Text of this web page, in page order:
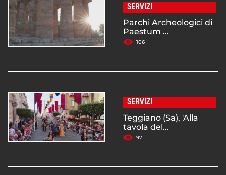
SERVIZI
Parchi Archeologici di
Paestum ...
106
SERVIZI
Teggiano (Sa), 'Alla
tavola del...
97